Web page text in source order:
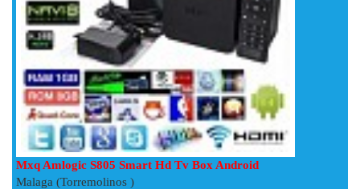
Mxq Amlogic S805 Smart Hd Tv Box Android
Malaga (Torremolinos )